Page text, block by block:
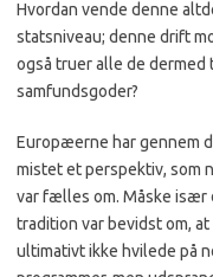
Hvordan vende denne
statsniveau; denne drift
også truer alle de
samfundsgoder?
Europæerne har gennem
mistet et perspektiv, som
var fælles om. Måske især
tradition var bevidst om,
ultimativt ikke hvilede på